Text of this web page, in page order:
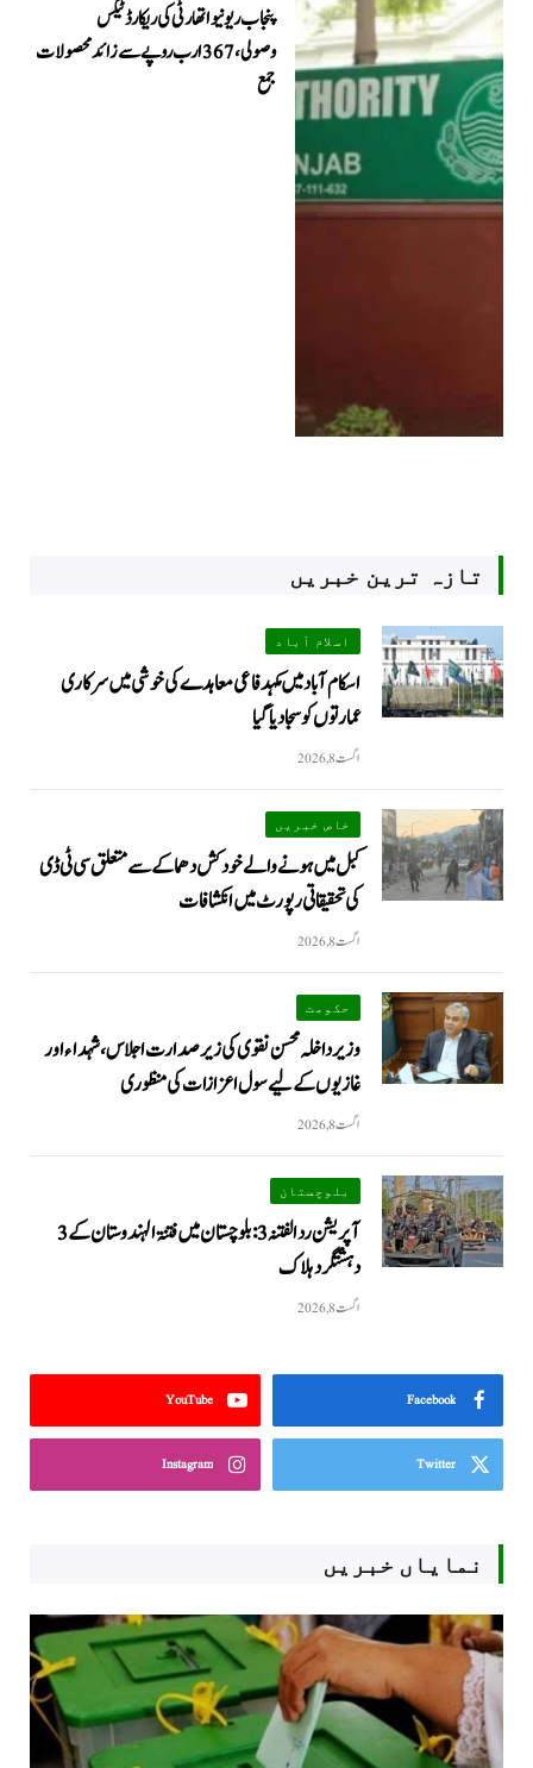
پنجاب ریونیو اتھارٹی کی ریکارڈ ٹیکس
وصولی، 367 ارب روپے سے زائد محصولات
جمع
تازہ ترین خبریں
اسلام آباد
اسکام آباد میں مکہدفاعی معاہدے کی خوشی میں سرکاری
عمارتوں کو سجا دیا گیا
اگست 8, 2026
خاص خبریں
کبل میں ہونے والے خودکش دھماکے سے متعلق سی ٹی ڈی
کی تحقیقاتی رپورٹ میں انکشافات
اگست 8, 2026
حکومت
وزیرداخلہ محسن نقوی کی زیر صدارت اجلاس، شہداء اور
غازیوں کے لیے سول اعزازات کی منظوری
اگست 8, 2026
بلوچستان
آپریشن رد الفتنہ 3: بلوچستان میں فتنۃ الہندوستان کے 3
دہشتگرد ہلاک
اگست 8, 2026
Facebook
YouTube
Twitter
Instagram
نمایاں خبریں